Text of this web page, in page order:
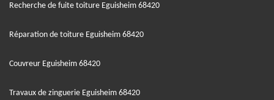
Recherche de fuite toiture Eguisheim 68420
Réparation de toiture Eguisheim 68420
Couvreur Eguisheim 68420
Travaux de zinguerie Eguisheim 68420